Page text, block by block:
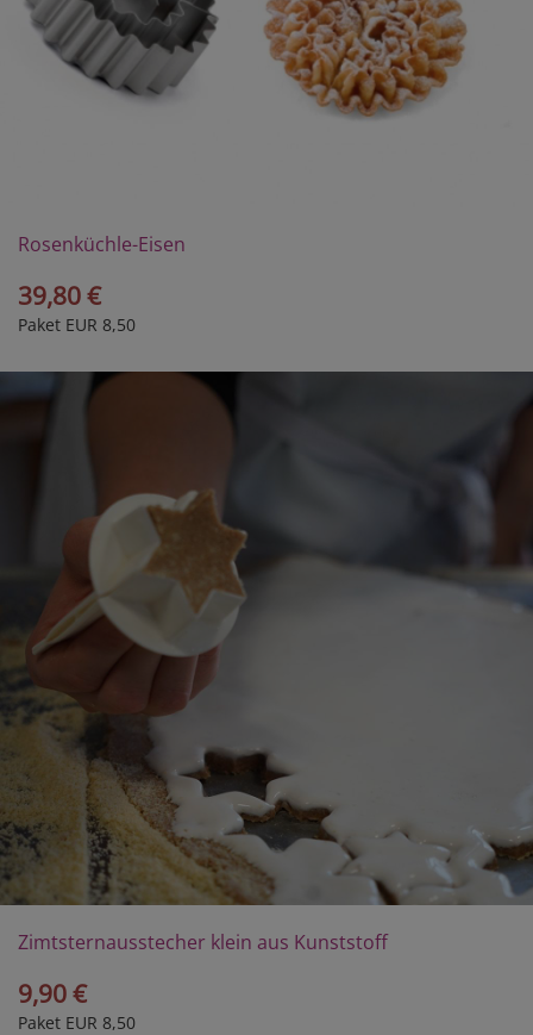
Rosenküchle-Eisen
39,80 €
Paket EUR 8,50
Zimtsternausstecher klein aus Kunststoff
9,90 €
Paket EUR 8,50